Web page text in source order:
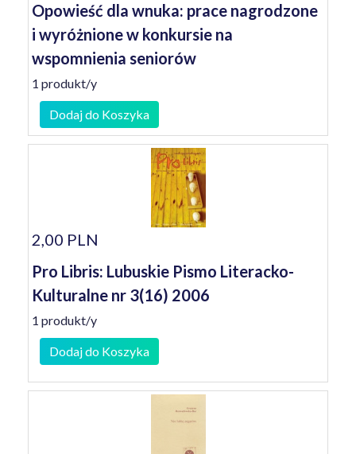
Opowieść dla wnuka: prace nagrodzone
i wyróżnione w konkursie na
wspomnienia seniorów
1 produkt/y
Dodaj do Koszyka
2,00 PLN
Pro Libris: Lubuskie Pismo Literacko-
Kulturalne nr 3(16) 2006
1 produkt/y
Dodaj do Koszyka